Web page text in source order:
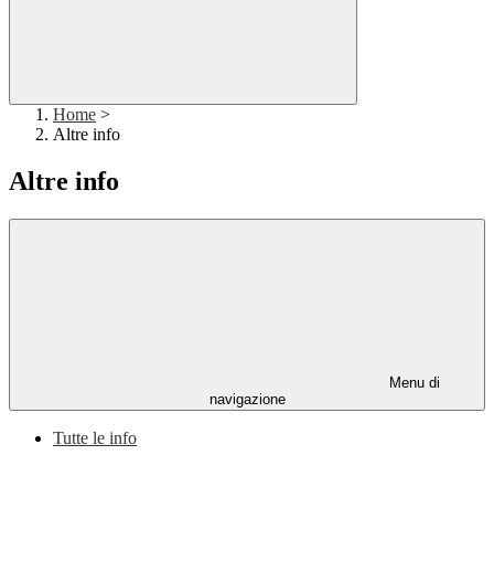
Home >
Altre info
Altre info
Menu di
navigazione
Tutte le info